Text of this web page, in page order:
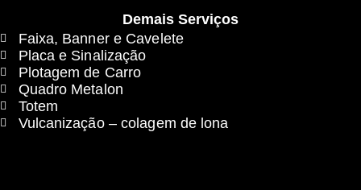
Demais Serviços
Faixa, Banner e Cavelete
Placa e Sinalização
Plotagem de Carro
Quadro Metalon
Totem
Vulcanização – colagem de lona